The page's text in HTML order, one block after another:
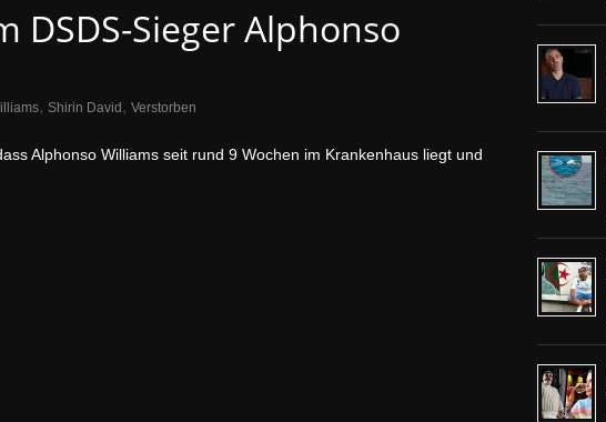
Sieger Alphonso
, Shirin David , Verstorben
Alphonso Williams seit rund 9 Wochen im Krankenhaus liegt und